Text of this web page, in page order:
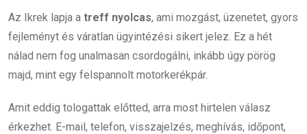
Az Ikrek lapja a treff nyolcas, ami mozgást, üzenetet, gyors
fejleményt és váratlan ügyintézési sikert jelez. Ez a hét
nálad nem fog unalmasan csordogálni, inkább úgy pörög
majd, mint egy felspannolt motorkerékpár.
Amit eddig tologattak előtted, arra most hirtelen válasz
érkezhet. E-mail, telefon, visszajelzés, meghívás, időpont,